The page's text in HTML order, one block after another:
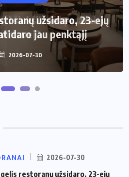
užsidaro, 23-ejų
jau penktąjį
2026-07-30
šiukšliadėžę mažai
virtuvei?
2026-06-25
2026-07-30
restoranų užsidaro, 23-ejų